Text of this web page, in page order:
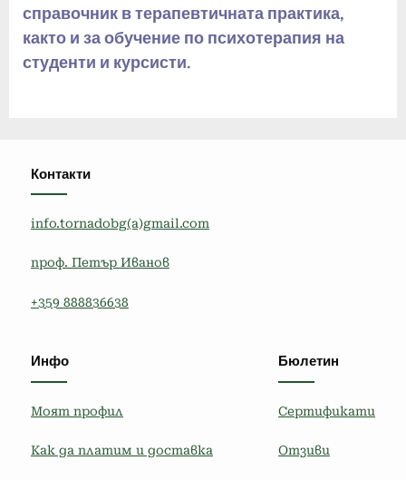
справочник в терапевтичната практика,
както и за обучение по психотерапия на
студенти и курсисти.
Контакти
info.tornadobg(a)gmail.com
проф. Петър Иванов
+359 888836638
Инфо
Моят профил
Как да платим и доставка
Бюлетин
Сертификати
Отзиви